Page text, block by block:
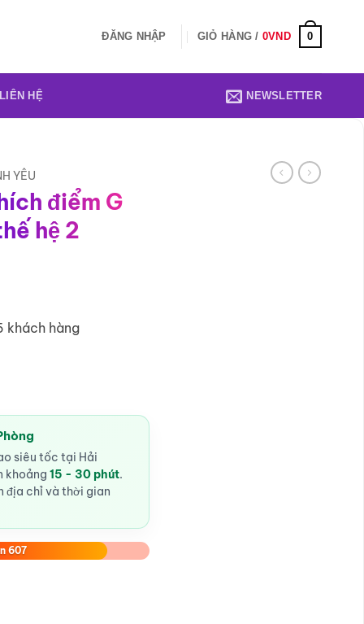
ĐĂNG NHẬP GIỎ HÀNG / 0VND 0
LIÊN HỆ NEWSLETTER
YÊU
điểm G
hệ 2
khách hàng
siêu tốc tại Hải
khoảng 15 - 30 phút.
địa chỉ và thời gian
607